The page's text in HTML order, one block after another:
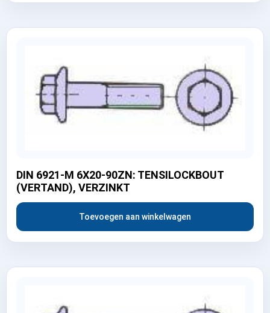
DIN 6921-M 6X20-90ZN: TENSILOCKBOUT
(VERTAND), VERZINKT
Toevoegen aan winkelwagen